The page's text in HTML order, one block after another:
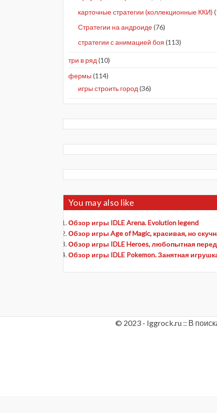
карточные стратегии (коллекционные ККИ)
Стратегии на андроиде(76)
стратегии с анимацией боя (113)
три в ряд (10)
фермы (114)
игры строить город (36)
You may also like
Обзор игры IDLE Arena. Evolution legend
Обзор игры Age of Magic, красивая, но
Обзор игры IDLE Heroes, любопытная
Обзор игры IDLE Pokemon. Занятная
© 2023 - Iggrock.ru :: В